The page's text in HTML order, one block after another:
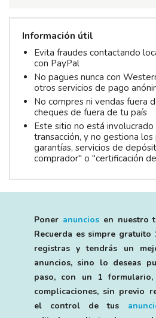
Información útil
Evita fraudes contactando
con PayPal
No pagues nunca con
otros servicios de pago
No compres ni vendas fuera
cheques de fuera de tu país
Este sitio no está involucrado
transacción, y no gestiona los
garantías, servicios de
comprador" o "certificación
Poner anunciosen nuestro
Recuerda es simpre gratuito
registras y tendrás un
anuncios, sino lo deseas
paso, con un 1
complicaciones, sin previo
el control de tus